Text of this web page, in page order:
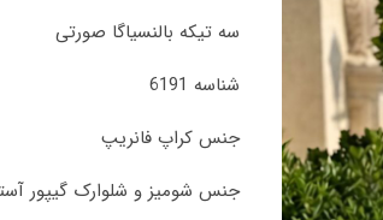
سه تیکه بالنسیاگا صورتی
شناسه 6191
جنس کراپ فانریپ
جنس شومیز و شلوارک گیپور